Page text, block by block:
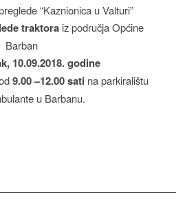
“Kaznionica u Valturi”
traktora iz područja Općine
Barban
10.09.2018. godine
9.00 –12.00 sati na parkiralištu
u Barbanu.